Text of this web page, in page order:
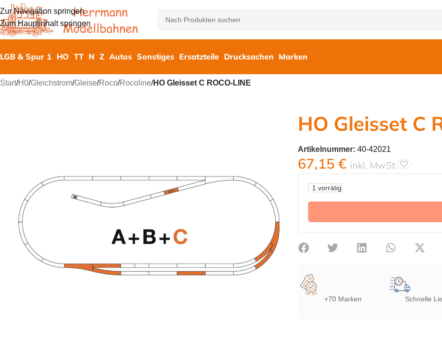
Zur Navigation springen
Zum Hauptinhalt springen
LGB & Spur 1 HO TT N Z Autos Sonstiges Ersatzteile Drucksachen Marken
Start/H0/Gleichstrom/Gleise/Roco/Rocoline/HO Gleisset C ROCO-LINE
HO Gleisset C
Artikelnummer: 40-42021
67,15 € inkl. MwSt.
1 vorrätig
+70 Marken Schnelle